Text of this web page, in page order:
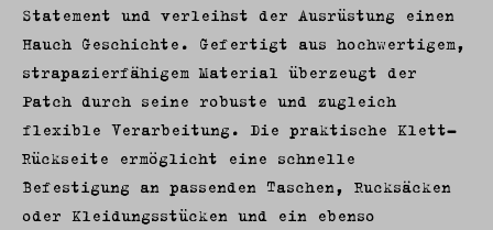
Statement und verleihst der Ausrüstung einen
Hauch Geschichte. Gefertigt aus hochwertigem,
strapazierfähigem Material überzeugt der
Patch durch seine robuste und zugleich
flexible Verarbeitung. Die praktische Klett-
Rückseite ermöglicht eine schnelle
Befestigung an passenden Taschen, Rucksäcken
oder Kleidungsstücken und ein ebenso